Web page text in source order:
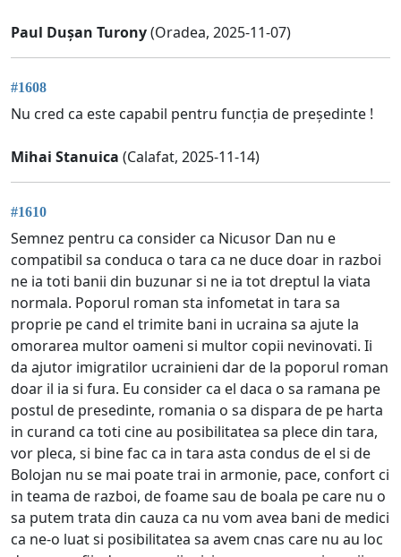
Paul Dușan Turony(Oradea, 2025-11-07)
#1608
Nu cred ca este capabil pentru funcția de președinte !
Mihai Stanuica (Calafat, 2025-11-14)
#1610
Semnez pentru ca consider ca Nicusor Dan nu e
compatibil sa conduca o tara ca ne duce doar in razboi
ne ia toti banii din buzunar si ne ia tot dreptul la viata
normala. Poporul roman sta infometat in tara sa
proprie pe cand el trimite bani in ucraina sa ajute la
omorarea multor oameni si multor copii nevinovati. Ii
da ajutor imigratilor ucrainieni dar de la poporul roman
doar il ia si fura. Eu consider ca el daca o sa ramana pe
postul de presedinte, romania o sa dispara de pe harta
in curand ca toti cine au posibilitatea sa plece din tara,
vor pleca, si bine fac ca in tara asta condus de el si de
Bolojan nu se mai poate trai in armonie, pace, confort ci
in teama de razboi, de foame sau de boala pe care nu o
sa putem trata din cauza ca nu vom avea bani de medici
ca ne-o luat si posibilitatea sa avem cnas care nu au loc